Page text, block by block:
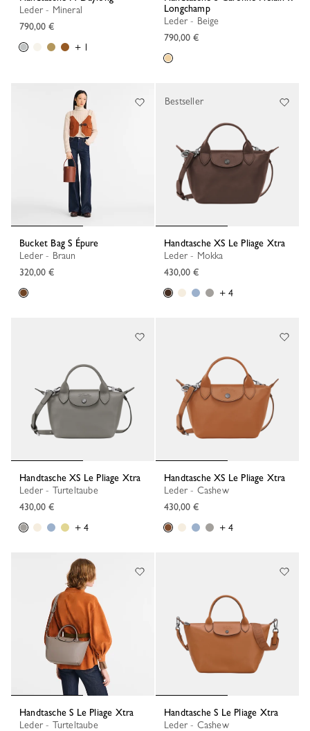
Leder - Mineral
790,00 €
+ 1
Longchamp
Leder - Beige
790,00 €
Bucket Bag S Épure
Leder - Braun
320,00 €
Handtasche XS Le Pliage Xtra
Leder - Mokka
430,00 €
+ 4
Bestseller
Handtasche XS Le Pliage Xtra
Leder - Turteltaube
430,00 €
+ 4
Handtasche XS Le Pliage Xtra
Leder - Cashew
430,00 €
+ 4
Handtasche S Le Pliage Xtra
Leder - Turteltaube
Handtasche S Le Pliage Xtra
Leder - Cashew